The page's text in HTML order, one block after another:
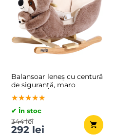
Balansoar leneș cu centură
de siguranță, maro
★★★★★
★★★★★
★★★★★
✔ În stoc
292 lei
344 lei